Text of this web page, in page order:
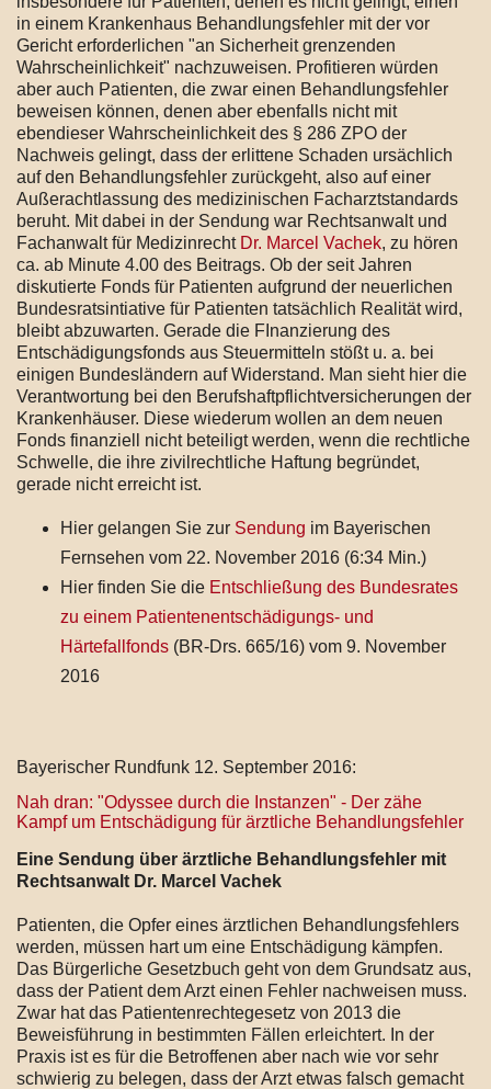
in einem Krankenhaus Behandlungsfehler mit der vor
Gericht erforderlichen "an Sicherheit grenzenden
Wahrscheinlichkeit" nachzuweisen. Profitieren würden
aber auch Patienten, die zwar einen Behandlungsfehler
beweisen können, denen aber ebenfalls nicht mit
ebendieser Wahrscheinlichkeit des § 286 ZPO der
Nachweis gelingt, dass der erlittene Schaden ursächlich
auf den Behandlungsfehler zurückgeht, also auf einer
Außerachtlassung des medizinischen Facharztstandards
beruht. Mit dabei in der Sendung war Rechtsanwalt und
Fachanwalt für Medizinrecht Dr. Marcel Vachek, zu hören
ca. ab Minute 4.00 des Beitrags. Ob der seit Jahren
diskutierte Fonds für Patienten aufgrund der neuerlichen
Bundesratsintiative für Patienten tatsächlich Realität wird,
bleibt abzuwarten. Gerade die FInanzierung des
Entschädigungsfonds aus Steuermitteln stößt u. a. bei
einigen Bundesländern auf Widerstand. Man sieht hier die
Verantwortung bei den Berufshaftpflichtversicherungen der
Krankenhäuser. Diese wiederum wollen an dem neuen
Fonds finanziell nicht beteiligt werden, wenn die rechtliche
Schwelle, die ihre zivilrechtliche Haftung begründet,
gerade nicht erreicht ist.
Hier gelangen Sie zur Sendung im Bayerischen
Fernsehen vom 22. November 2016 (6:34 Min.)
Hier finden Sie die Entschließung des Bundesrates
zu einem Patientenentschädigungs- und
Härtefallfonds (BR-Drs. 665/16) vom 9. November
2016
Bayerischer Rundfunk 12. September 2016:
Nah dran: "Odyssee durch die Instanzen" - Der zähe
Kampf um Entschädigung für ärztliche Behandlungsfehler
Eine Sendung über ärztliche Behandlungsfehler mit
Rechtsanwalt Dr. Marcel Vachek
Patienten, die Opfer eines ärztlichen Behandlungsfehlers
werden, müssen hart um eine Entschädigung kämpfen.
Das Bürgerliche Gesetzbuch geht von dem Grundsatz aus,
dass der Patient dem Arzt einen Fehler nachweisen muss.
Zwar hat das Patientenrechtegesetz von 2013 die
Beweisführung in bestimmten Fällen erleichtert. In der
Praxis ist es für die Betroffenen aber nach wie vor sehr
schwierig zu belegen, dass der Arzt etwas falsch gemacht